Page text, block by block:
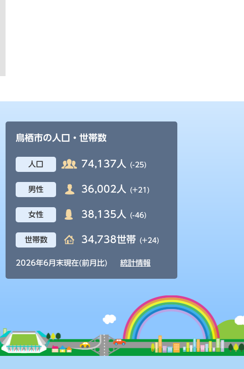
鳥栖市の人口・世帯数
人口 74,137人 (-25)
男性 36,002人 (+21)
女性 38,135人 (-46)
世帯数 34,738世帯 (+24)
2026年6月末現在(前月比) 統計情報